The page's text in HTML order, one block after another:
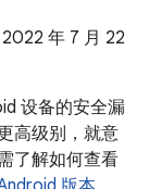
年 7 月 22
设备的安全漏
高级别，就意
了解如何查看